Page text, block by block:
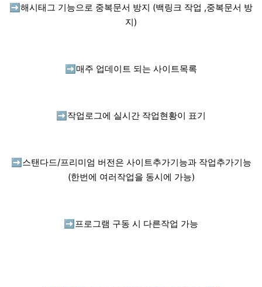
➡️ 해시태그 기능으로 중복문서 방지 (백링크 작업 ,중복문서 방
지)
➡️ 매주 업데이트 되는 사이트목록
➡️ 작업로그에 실시간 작업현황이 표기
➡️ 스탠다드/프리미엄 버전은 사이트추가기능과 작업추가기능
(한번에 여러작업을 동시에 가능)
➡️ 프로그램 구동 시 다른작업 가능